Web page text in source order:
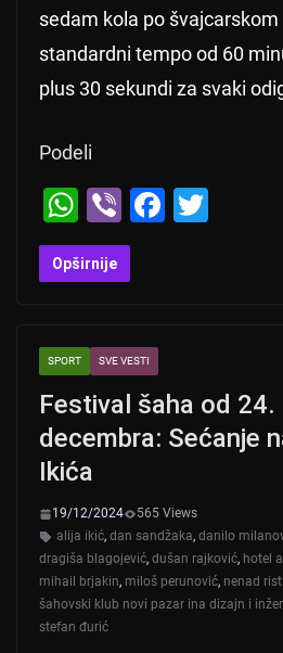
sedam kola po
standardni tempo od 60
plus 30 sekundi za svaki
Podeli
W
h
at
A
p
p
Vi
b
er
F
o
k
Opširnije
SPORT SVE VESTI
Festival šaha od 24.
decembra: Sećanje
Ikića
19/12/2024
565 Views
alija ikić, dan sandžaka, danilo
dragiša blagojević, dušan rajković, hotel
mihail brjakin, miloš perunović, nenad
šahovski klub novi pazar ina dizajn i
stefan đurić